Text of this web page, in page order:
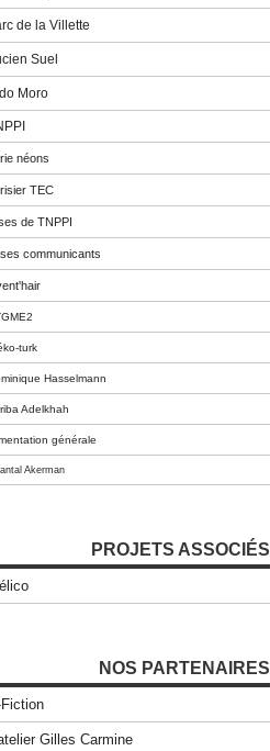
de la Villette
Suel
Moro
néons
TEC
de TNPPI
communicants
turk
Hasselmann
Adelkhah
générale
Akerman
PROJETS ASSOCIÉS
NOS PARTENAIRES
Fiction
Gilles Carmine